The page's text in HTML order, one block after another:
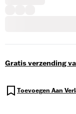
Gratis verzending
Toevoegen Aan